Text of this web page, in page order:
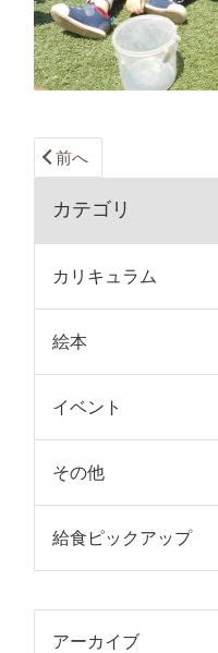
前へ
カテゴリ
カリキュラム
絵本
イベント
その他
給食ピックアップ
アーカイブ